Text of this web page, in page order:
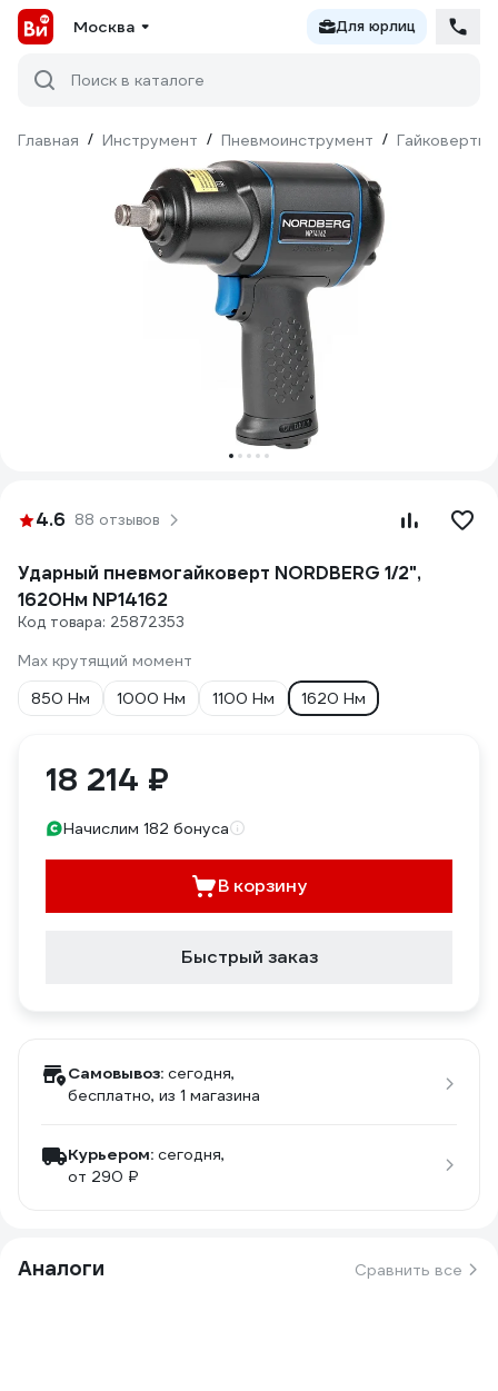
Москва Для юрлиц
Поиск в каталоге
Главная / Инструмент / Пневмоинструмент / Гайковерты
4.6 88 отзывов
Ударный пневмогайковерт NORDBERG 1/2",
1620Нм NP14162
Код товара: 25872353
Max крутящий момент
850 Нм
1000 Нм 1100 Нм 1620 Нм
18 214 ₽
Начислим 182 бонуса
В корзину
Быстрый заказ
Самовывоз: сегодня,
бесплатно, из 1 магазина
Курьером: сегодня,
от 290 ₽
Аналоги Сравнить все